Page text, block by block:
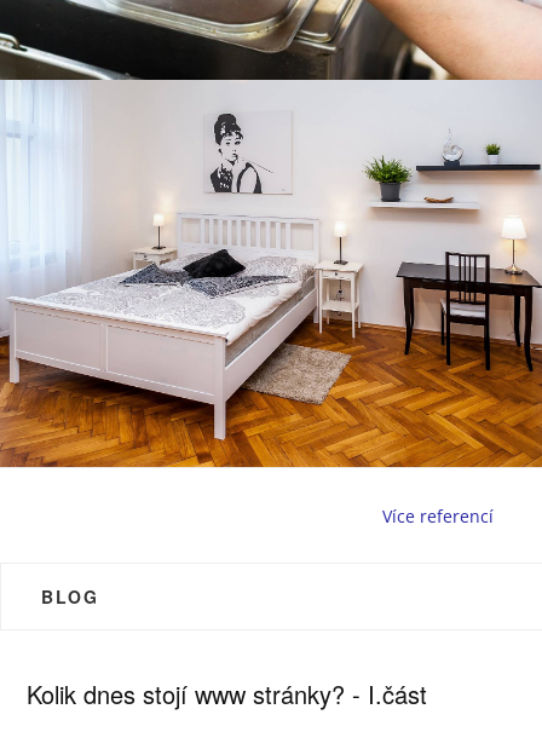
Více referencí
BLOG
Kolik dnes stojí www stránky? - I.část